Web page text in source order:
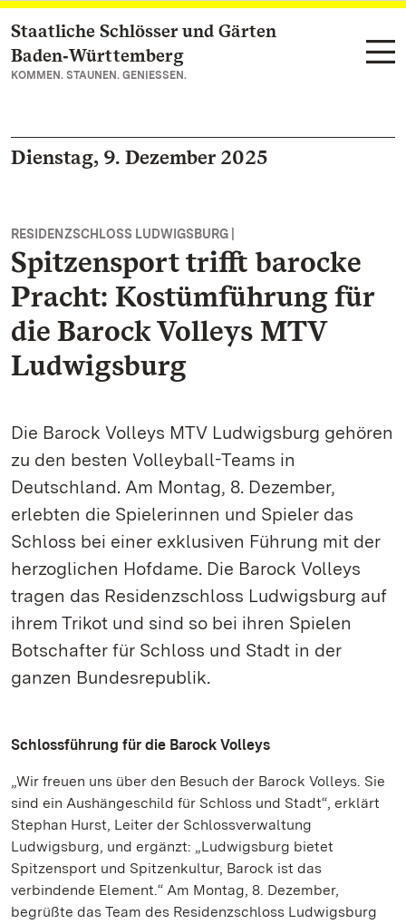
Zum Hauptinhalt springen
Staatliche Schlösser und Gärten
Baden‑Württemberg
KOMMEN. STAUNEN. GENIESSEN.
Dienstag, 9. Dezember 2025
RESIDENZSCHLOSS LUDWIGSBURG |
Spitzensport trifft barocke
Pracht: Kostümführung für
die Barock Volleys MTV
Ludwigsburg
Die Barock Volleys MTV Ludwigsburg gehören
zu den besten Volleyball-Teams in
Deutschland. Am Montag, 8. Dezember,
erlebten die Spielerinnen und Spieler das
Schloss bei einer exklusiven Führung mit der
herzoglichen Hofdame. Die Barock Volleys
tragen das Residenzschloss Ludwigsburg auf
ihrem Trikot und sind so bei ihren Spielen
Botschafter für Schloss und Stadt in der
ganzen Bundesrepublik.
Schlossführung für die Barock Volleys
„Wir freuen uns über den Besuch der Barock Volleys. Sie
sind ein Aushängeschild für Schloss und Stadt“, erklärt
Stephan Hurst, Leiter der Schlossverwaltung
Ludwigsburg, und ergänzt: „Ludwigsburg bietet
Spitzensport und Spitzenkultur, Barock ist das
verbindende Element.“ Am Montag, 8. Dezember,
begrüßte das Team des Residenzschloss Ludwigsburg